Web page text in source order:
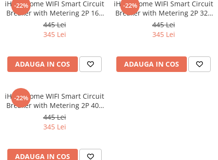
-22%
iHunt Home WIFI Smart Circuit
Breaker with Metering 2P 16A
- Siguranta automata
inteligenta cu contorizare
445 Lei
345 Lei
ADAUGA IN COS
-22%
iHunt Home WIFI Smart Circuit
Breaker with Metering 2P 32A
- Siguranta automata
inteligenta cu contorizare
445 Lei
345 Lei
ADAUGA IN COS
-22%
iHunt Home WIFI Smart Circuit
Breaker with Metering 2P 40A
- Siguranta automata
inteligenta cu contorizare
445 Lei
345 Lei
ADAUGA IN COS